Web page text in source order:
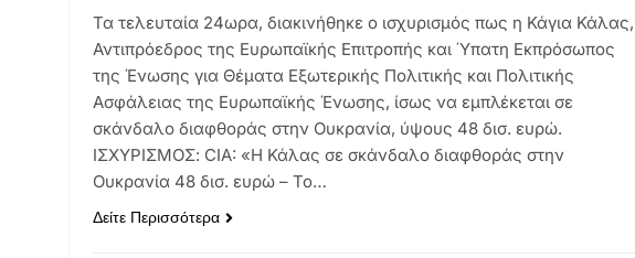
Τα τελευταία 24ωρα, διακινήθηκε ο ισχυρισμός πως η Κάγια Κάλας,
Αντιπρόεδρος της Ευρωπαϊκής Επιτροπής και Ύπατη Εκπρόσωπος
της Ένωσης για Θέματα Εξωτερικής Πολιτικής και Πολιτικής
Ασφάλειας της Ευρωπαϊκής Ένωσης, ίσως να εμπλέκεται σε
σκάνδαλο διαφθοράς στην Ουκρανία, ύψους 48 δισ. ευρώ.
ΙΣΧΥΡΙΣΜΟΣ: CIA: «Η Κάλας σε σκάνδαλο διαφθοράς στην
Ουκρανία 48 δισ. ευρώ – Το…
Δείτε Περισσότερα